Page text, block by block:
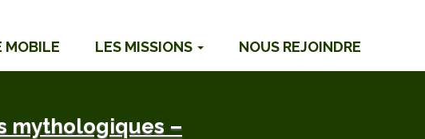
MOBILE LES MISSIONS NOUS REJOINDRE
mythologiques –